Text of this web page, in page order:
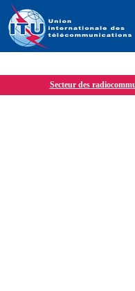
Secteur des